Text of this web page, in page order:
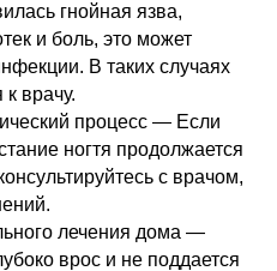
гнойная язва,
и боль, это может
В таких случаях
врачу.
процесс — Если
ногтя продолжается
с врачом,
лечения дома —
врос и не поддается